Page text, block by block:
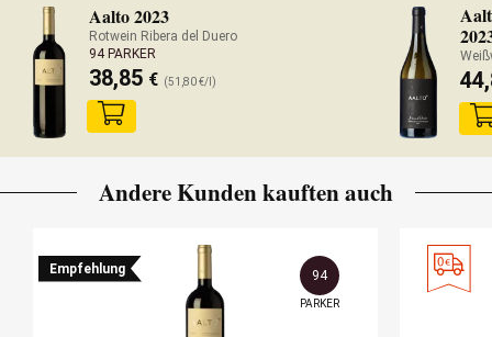
Aalto 2023
Rotwein Ribera del Duero
94 PARKER
38,85 € (51,80 €/l)
Andere Kunden kauften auch
Empfehlung 94
PARKER